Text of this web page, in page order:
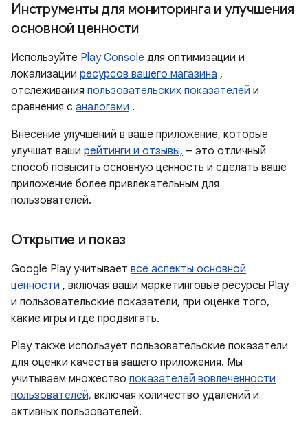
Инструменты для мониторинга и улучшения
основной ценности
Используйте Play Console для оптимизации и
локализации ресурсов вашего магазина ,
отслеживания пользовательских показателей и
сравнения с аналогами .
Внесение улучшений в ваше приложение, которые
улучшат ваши рейтинги и отзывы, – это отличный
способ повысить основную ценность и сделать ваше
приложение более привлекательным для
пользователей.
Открытие и показ
Google Play учитывает все аспекты основной
ценности , включая ваши маркетинговые ресурсы Play
и пользовательские показатели, при оценке того,
какие игры и где продвигать.
Play также использует пользовательские показатели
для оценки качества вашего приложения. Мы
учитываем множество показателей вовлеченности
пользователей, включая количество удалений и
активных пользователей.